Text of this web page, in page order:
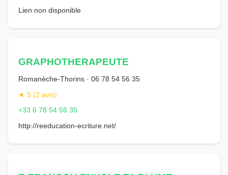
Lien non disponible
GRAPHOTHERAPEUTE
Romanèche-Thorins · 06 78 54 56 35
★ 5 (2 avis)
+33 6 78 54 56 35
http://reeducation-ecriture.net/